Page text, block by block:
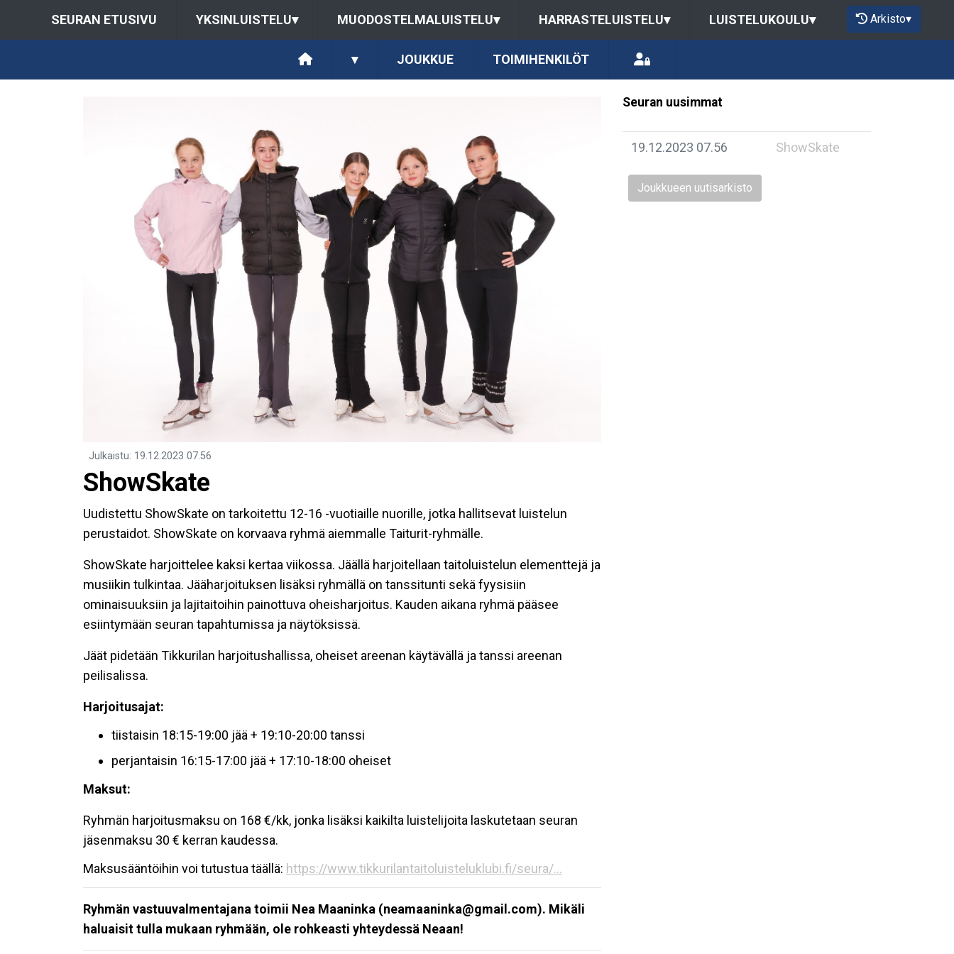
SEURAN ETUSIVU YKSINLUISTELU▾ MUODOSTELMALUISTELU▾ HARRASTELUISTELU▾ LUISTELUKOULU▾ Arkisto▾
▾ JOUKKUE TOIMIHENKILÖT
Julkaistu: 19.12.2023 07.56
ShowSkate
Uudistettu ShowSkate on tarkoitettu 12-16 -vuotiaille nuorille, jotka hallitsevat luistelun
perustaidot. ShowSkate on korvaava ryhmä aiemmalle Taiturit-ryhmälle.
ShowSkate harjoittelee kaksi kertaa viikossa. Jäällä harjoitellaan taitoluistelun elementtejä ja
musiikin tulkintaa. Jääharjoituksen lisäksi ryhmällä on tanssitunti sekä fyysisiin
ominaisuuksiin ja lajitaitoihin painottuva oheisharjoitus. Kauden aikana ryhmä pääsee
esiintymään seuran tapahtumissa ja näytöksissä.
Jäät pidetään Tikkurilan harjoitushallissa, oheiset areenan käytävällä ja tanssi areenan
peilisalissa.
Harjoitusajat:
tiistaisin 18:15-19:00 jää + 19:10-20:00 tanssi
perjantaisin 16:15-17:00 jää + 17:10-18:00 oheiset
Maksut:
Ryhmän harjoitusmaksu on 168 €/kk, jonka lisäksi kaikilta luistelijoita laskutetaan seuran
jäsenmaksu 30 € kerran kaudessa.
Maksusääntöihin voi tutustua täällä: https://www.tikkurilantaitoluisteluklubi.fi/seura/...
Ryhmän vastuuvalmentajana toimii Nea Maaninka (neamaaninka@gmail.com). Mikäli
haluaisit tulla mukaan ryhmään, ole rohkeasti yhteydessä Neaan!
Seuran uusimmat
19.12.2023 07.56 ShowSkate
Joukkueen uutisarkisto